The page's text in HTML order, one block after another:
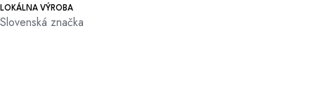
LOKÁLNA VÝROBA
Slovenská značka